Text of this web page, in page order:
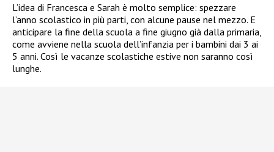
L’idea di Francesca e Sarah è molto semplice: spezzare
l’anno scolastico in più parti, con alcune pause nel mezzo. E
anticipare la fine della scuola a fine giugno già dalla primaria,
come avviene nella scuola dell’infanzia per i bambini dai 3 ai
5 anni. Così le vacanze scolastiche estive non saranno così
lunghe.